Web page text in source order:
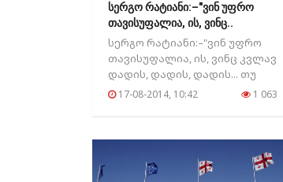
სერგო რატიანი:–"ვინ უფრო
თავისუფალია, ის, ვინც..
სერგო რატიანი:–"ვინ უფრო
თავისუფალია, ის, ვინც კვლავ
დადის, დადის, დადის... თუ
ბატონიბიძინა?...
17-08-2014, 10:42 1 063